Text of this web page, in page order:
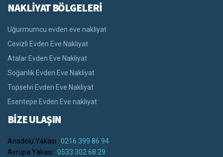
NAKLİYAT BÖLGELERİ
Uğurmumcu evden eve nakliyat
Cevizli Evden Eve Nakliyat
Atalar Evden Eve Nakliyat
Soğanlık Evden Eve Nakliyat
Topselvi Evden Eve Nakliyat
Esentepe Evden Eve nakliyat
BİZE ULAŞIN
Anadolu Yakası : 0216 399 86 94
Avrupa Yakası : 0533 302 68 29